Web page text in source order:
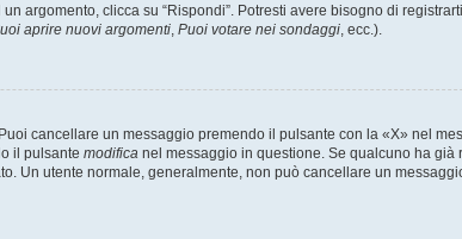
argomento, clicca su “Rispondi”. Potresti avere bisogno di
aprire nuovi argomenti Puoi votare nei sondaggi , ecc.).
cancellare un messaggio premendo il pulsante con la «X» nel
il pulsante modifica nel messaggio in questione. Se qualcuno ha già
Un utente normale, generalmente, non può cancellare un